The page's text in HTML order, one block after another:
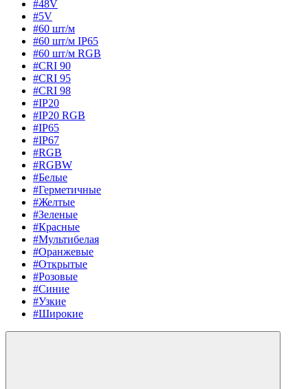
#48V
#5V
#60 шт/м
#60 шт/м IP65
#60 шт/м RGB
#CRI 90
#CRI 95
#CRI 98
#IP20
#IP20 RGB
#IP65
#IP67
#RGB
#RGBW
#Белые
#Герметичные
#Желтые
#Зеленые
#Красные
#Мультибелая
#Оранжевые
#Открытые
#Розовые
#Синие
#Узкие
#Широкие